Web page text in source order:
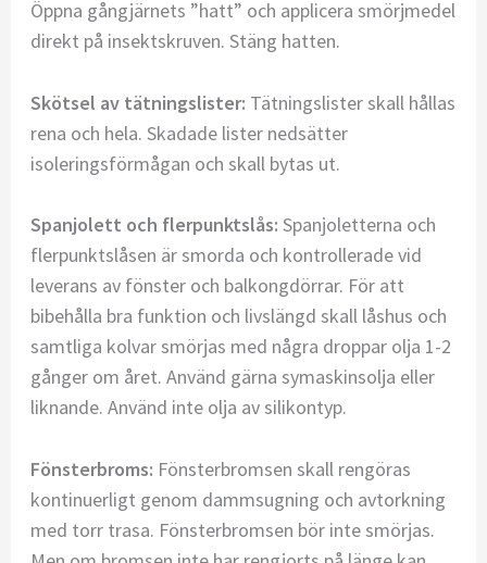
Öppna gångjärnets ”hatt” och applicera smörjmedel
direkt på insektskruven. Stäng hatten.
Skötsel av tätningslister: Tätningslister skall hållas
rena och hela. Skadade lister nedsätter
isoleringsförmågan och skall bytas ut.
Spanjolett och flerpunktslås: Spanjoletterna och
flerpunktslåsen är smorda och kontrollerade vid
leverans av fönster och balkongdörrar. För att
bibehålla bra funktion och livslängd skall låshus och
samtliga kolvar smörjas med några droppar olja 1-2
gånger om året. Använd gärna symaskinsolja eller
liknande. Använd inte olja av silikontyp.
Fönsterbroms: Fönsterbromsen skall rengöras
kontinuerligt genom dammsugning och avtorkning
med torr trasa. Fönsterbromsen bör inte smörjas.